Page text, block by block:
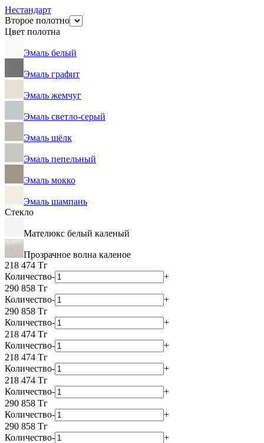
Нестандарт
Второе полотно
Цвет полотна
Эмаль белый
Эмаль графит
Эмаль жемчуг
Эмаль светло-серый
Эмаль шёлк
Эмаль пепельный
Эмаль мокко
Эмаль шампань
Стекло
Мателюкс белый каленый
Прозрачное волна каленое
218 474 Тг
Количество-
+
290 858 Тг
Количество-
+
290 858 Тг
Количество-
+
218 474 Тг
Количество-
+
218 474 Тг
Количество-
+
218 474 Тг
Количество-
+
290 858 Тг
Количество-
+
290 858 Тг
Количество-
+